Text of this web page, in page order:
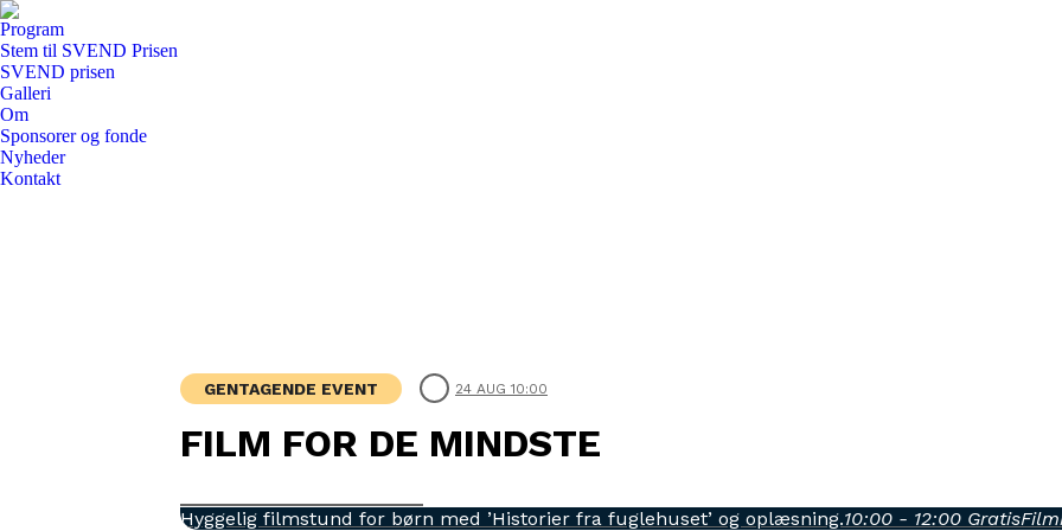
Program
Stem til SVEND Prisen
SVEND prisen
Galleri
Om
Sponsorer og fonde
Nyheder
Kontakt
GENTAGENDE EVENT 24 AUG 10:00
FILM FOR DE MINDSTE
Hyggelig filmstund for børn med ’Historier fra fuglehuset’ og oplæsning.10:00 - 12:00 Gratis